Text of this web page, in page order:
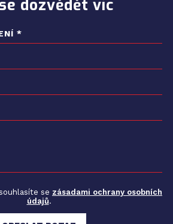
dozvědět víc
se zásadami ochrany osobních
údajů.